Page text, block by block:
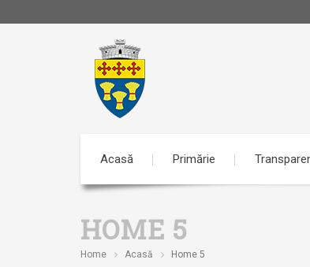
Acasă Primărie
HOME 5
Home Acasă Home 5